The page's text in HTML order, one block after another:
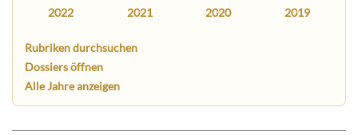
2022 2021 2020 2019
Rubriken durchsuchen
Dossiers öffnen
Alle Jahre anzeigen